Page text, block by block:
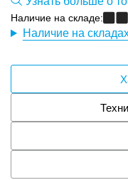
Наличие на складе:
Наличие на